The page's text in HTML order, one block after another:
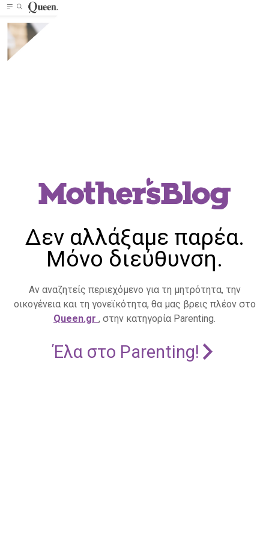
Δεν αλλάξαμε παρέα.
Μόνο διεύθυνση.
Αν αναζητείς περιεχόμενο για τη μητρότητα, την
οικογένεια και τη γονεϊκότητα, θα μας βρεις πλέον στο
Queen.gr , στην κατηγορία Parenting.
Έλα στο Parenting!